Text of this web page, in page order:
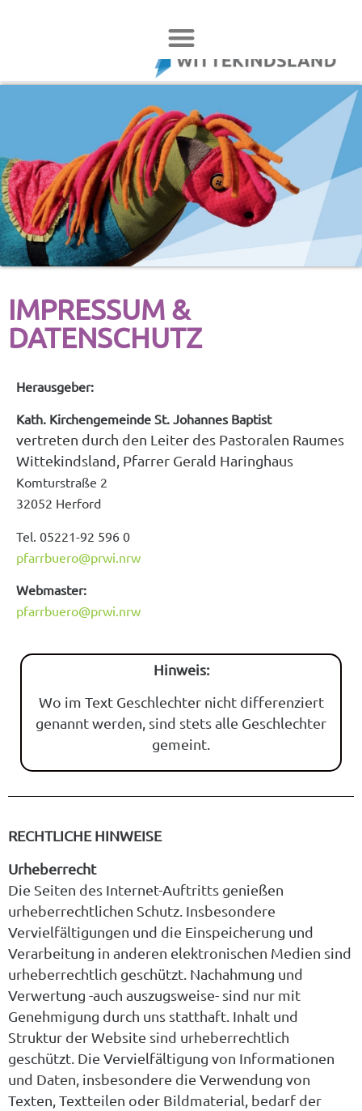
IMPRESSUM &
DATENSCHUTZ
Herausgeber:
Kath. Kirchengemeinde St. Johannes Baptist
vertreten durch den Leiter des Pastoralen Raumes
Wittekindsland, Pfarrer Gerald Haringhaus
Komturstraße 2
32052 Herford
Tel. 05221-92 596 0
pfarrbuero@prwi.nrw
Webmaster:
pfarrbuero@prwi.nrw
Hinweis:
Wo im Text Geschlechter nicht differenziert
genannt werden, sind stets alle Geschlechter
gemeint.
RECHTLICHE HINWEISE
Urheberrecht
Die Seiten des Internet-Auftritts genießen
urheberrechtlichen Schutz. Insbesondere
Vervielfältigungen und die Einspeicherung und
Verarbeitung in anderen elektronischen Medien sind
urheberrechtlich geschützt. Nachahmung und
Verwertung -auch auszugsweise- sind nur mit
Genehmigung durch uns statthaft. Inhalt und
Struktur der Website sind urheberrechtlich
geschützt. Die Vervielfältigung von Informationen
und Daten, insbesondere die Verwendung von
Texten, Textteilen oder Bildmaterial, bedarf der